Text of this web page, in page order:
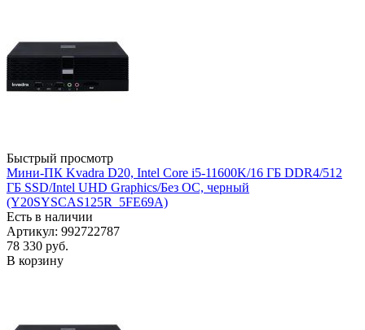
Быстрый просмотр
Мини-ПК Kvadra D20, Intel Core i5-11600K/16 ГБ DDR4/512
ГБ SSD/Intel UHD Graphics/Без ОС, черный
(Y20SYSCAS125R_5FE69A)
Есть в наличии
Артикул: 992722787
78 330 руб.
В корзину